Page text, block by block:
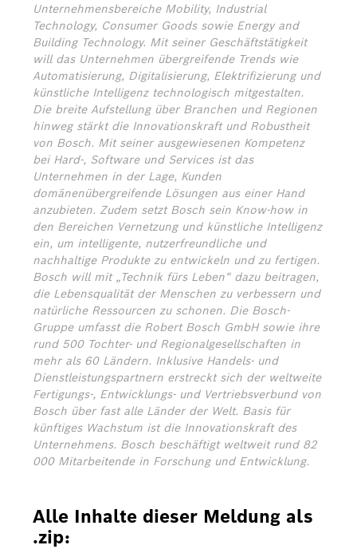
Unternehmensbereiche Mobility, Industrial
Technology, Consumer Goods sowie Energy and
Building Technology. Mit seiner Geschäftstätigkeit
will das Unternehmen übergreifende Trends wie
Automatisierung, Digitalisierung, Elektrifizierung und
künstliche Intelligenz technologisch mitgestalten.
Die breite Aufstellung über Branchen und Regionen
hinweg stärkt die Innovationskraft und Robustheit
von Bosch. Mit seiner ausgewiesenen Kompetenz
bei Hard-, Software und Services ist das
Unternehmen in der Lage, Kunden
domänenübergreifende Lösungen aus einer Hand
anzubieten. Zudem setzt Bosch sein Know-how in
den Bereichen Vernetzung und künstliche Intelligenz
ein, um intelligente, nutzerfreundliche und
nachhaltige Produkte zu entwickeln und zu fertigen.
Bosch will mit „Technik fürs Leben“ dazu beitragen,
die Lebensqualität der Menschen zu verbessern und
natürliche Ressourcen zu schonen. Die Bosch-
Gruppe umfasst die Robert Bosch GmbH sowie ihre
rund 500 Tochter- und Regionalgesellschaften in
mehr als 60 Ländern. Inklusive Handels- und
Dienstleistungspartnern erstreckt sich der weltweite
Fertigungs-, Entwicklungs- und Vertriebsverbund von
Bosch über fast alle Länder der Welt. Basis für
künftiges Wachstum ist die Innovationskraft des
Unternehmens. Bosch beschäftigt weltweit rund 82
000 Mitarbeitende in Forschung und Entwicklung.
Alle Inhalte dieser Meldung als
.zip: